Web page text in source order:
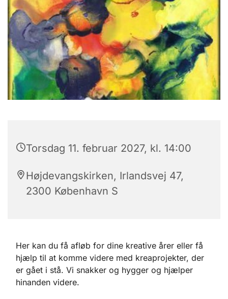
Torsdag 11. februar 2027, kl. 14:00
Højdevangskirken, Irlandsvej 47,
2300 København S
Her kan du få afløb for dine kreative årer eller få
hjælp til at komme videre med kreaprojekter, der
er gået i stå. Vi snakker og hygger og hjælper
hinanden videre.